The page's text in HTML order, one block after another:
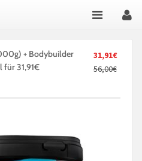
31,91€
56,00€
+ Bodybuilder
für 31,91€